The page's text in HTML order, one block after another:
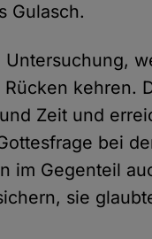
Gulasch.
kehren.
Zeit und
bei
im Gegenteil
sie